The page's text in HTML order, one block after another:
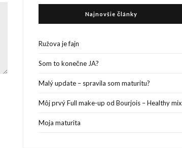
Najnovšie články
Ružova je fajn
Som to konečne JA?
Malý update – spravila som maturitu?
Môj prvý Full make-up od Bourjois – Healthy mix
Moja maturita